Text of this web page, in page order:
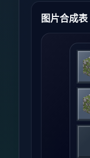
图片合成表